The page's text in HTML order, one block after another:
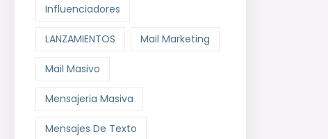
Influenciadores
LANZAMIENTOS Mail Marketing
Mail Masivo
Mensajeria Masiva
Mensajes De Texto